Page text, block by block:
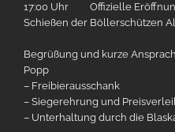
17:00 Uhr Offizielle
Schießen der Böllerschützen
Begrüßung und kurze
Popp
– Freibierausschank
– Siegerehrung und
– Unterhaltung durch die